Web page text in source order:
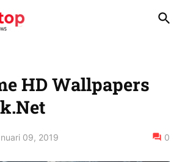
HD Wallpapers
09, 2019 0